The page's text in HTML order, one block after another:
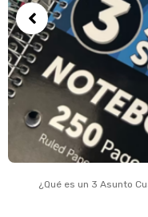
¿Qué es un 3 Asunto